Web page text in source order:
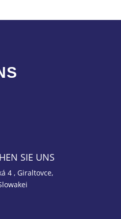
SIE UNS
4 , Giraltovce,